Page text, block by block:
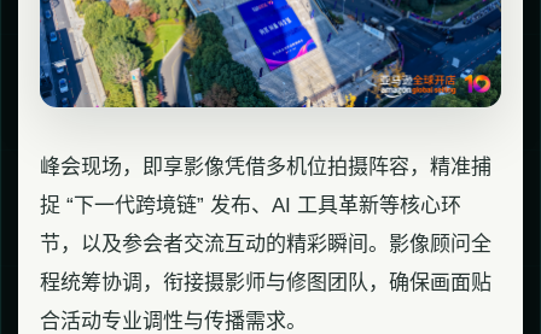
峰会现场，即享影像凭借多机位拍摄阵容，精准捕
捉 “下一代跨境链” 发布、AI 工具革新等核心环
节，以及参会者交流互动的精彩瞬间。影像顾问全
程统筹协调，衔接摄影师与修图团队，确保画面贴
合活动专业调性与传播需求。